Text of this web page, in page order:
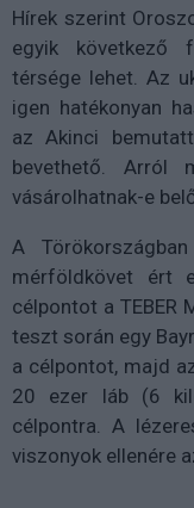
Hírek szerint
egyik következő
térsége lehet. Az
igen hatékonyan
az Akinci
bevethető. Arról
vásárolhatnak-e
A
mérföldkövet ért
célpontot a TEBER
teszt során egy
a célpontot, majd
20 ezer láb (6
célpontra. A
viszonyok ellenére